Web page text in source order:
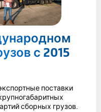
с 2015
поставки
сборных грузов.